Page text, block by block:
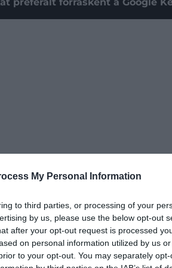
My Personal Information
to third parties, or processing of your
by us, please use the below opt-out
after your opt-out request is processed
on personal information utilized by us
to your opt-out. You may separately
alá – ezeket 35 különböző
legjobban megőrzött
a város sártéglából épült